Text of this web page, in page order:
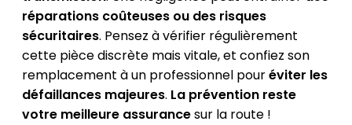
réparations coûteuses ou des risques
sécuritaires. Pensez à vérifier régulièrement
cette pièce discrète mais vitale, et confiez son
remplacement à un professionnel pouréviter les
défaillances majeures. La prévention reste
votre meilleure assurancesur la route !